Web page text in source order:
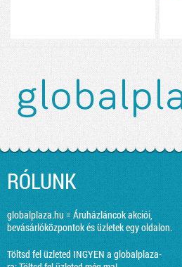
RÓLUNK
globalplaza.hu = Áruházláncok akciói,
bevásárlóközpontok és üzletek egy oldalon.
Töltsd fel üzleted INGYEN a globalplaza-